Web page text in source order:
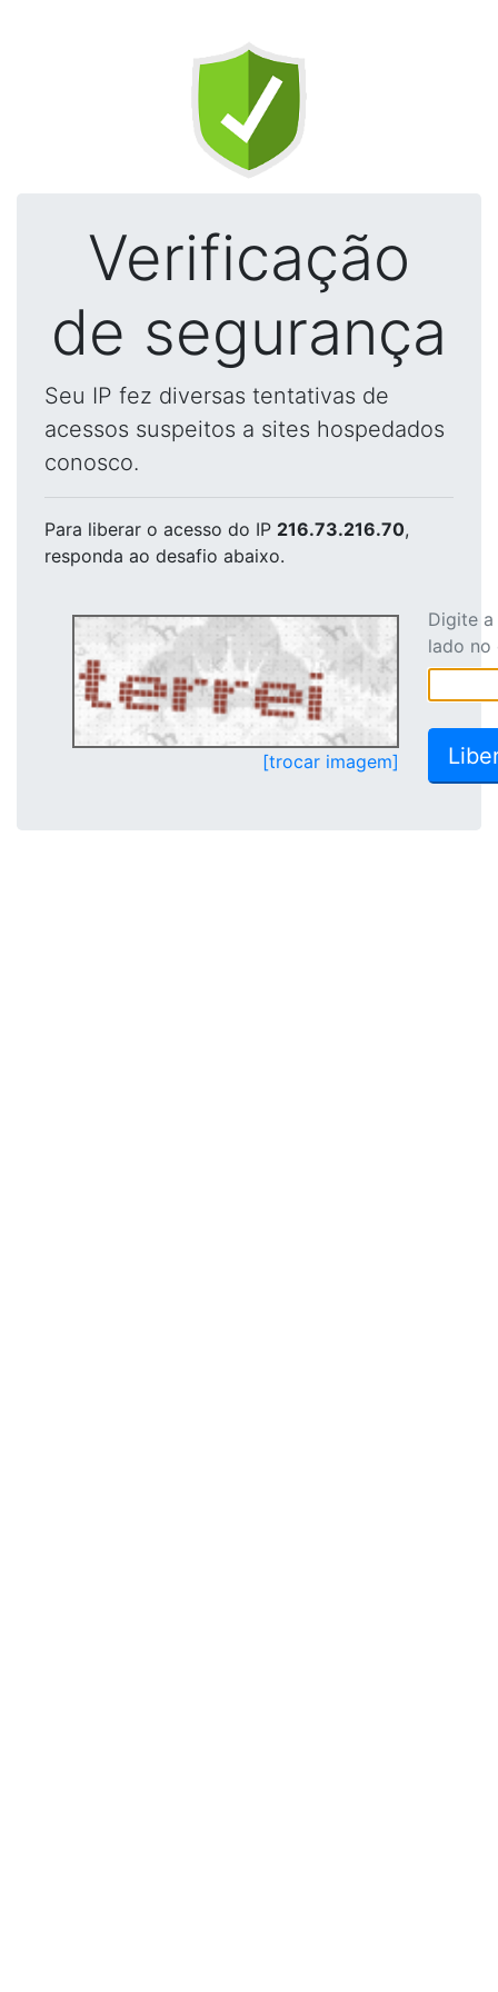
Verificação
de segurança
Seu IP fez diversas tentativas de
acessos suspeitos a sites hospedados
conosco.
Para liberar o acesso do IP 216.73.216.70,
responda ao desafio abaixo.
[trocar imagem]
Digite
lado no